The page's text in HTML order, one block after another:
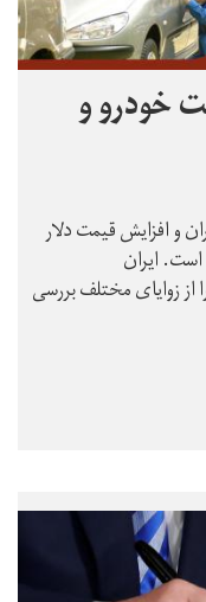
خودرو و
و افزایش قیمت دلار
است. ایران
از زوایای مختلف بررسی